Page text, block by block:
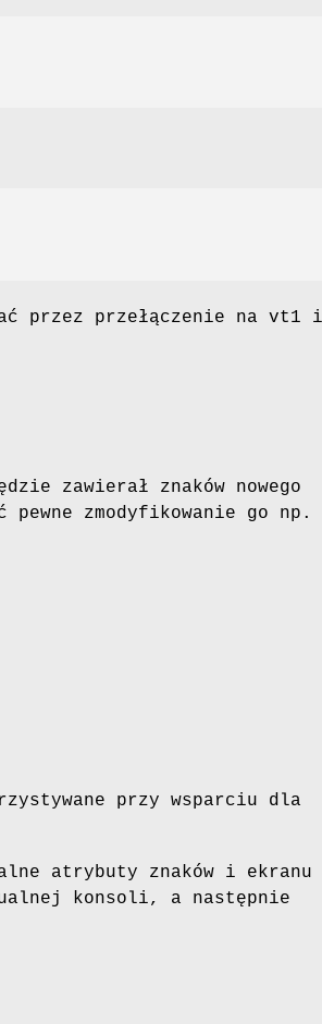
przez przełączenie na vt1 i
zawierał znaków nowego
zmodyfikowanie go np.
przy wsparciu dla
atrybuty znaków i ekranu
konsoli, a następnie